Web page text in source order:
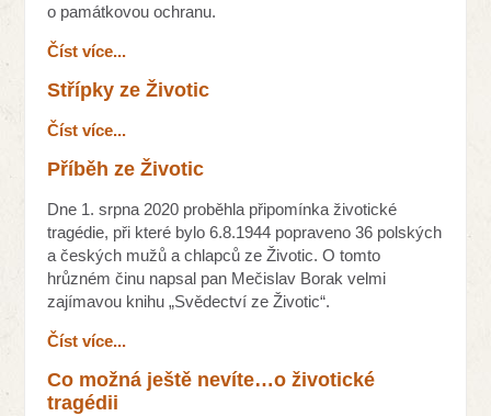
o památkovou ochranu.
Číst více...
Střípky ze Životic
Číst více...
Příběh ze Životic
Dne 1. srpna 2020 proběhla připomínka životické
tragédie, při které bylo 6.8.1944 popraveno 36 polských
a českých mužů a chlapců ze Životic. O tomto
hrůzném činu napsal pan Mečislav Borak velmi
zajímavou knihu „Svědectví ze Životic“.
Číst více...
Co možná ještě nevíte…o životické
tragédii